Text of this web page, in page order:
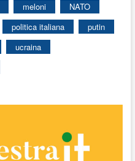
meloni
NATO
politica italiana
putin
ucraina